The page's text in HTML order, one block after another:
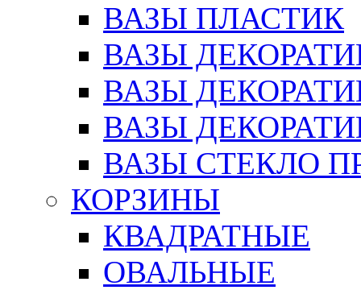
ВАЗЫ ПЛАСТИК
ВАЗЫ
ВАЗЫ
ВАЗЫ
ВАЗЫ СТЕКЛО
КОРЗИНЫ
КВАДРАТНЫЕ
ОВАЛЬНЫЕ